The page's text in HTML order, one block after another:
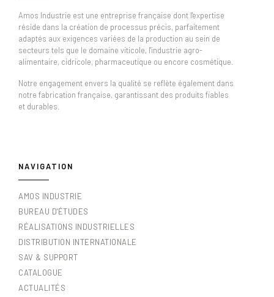
Amos Industrie est une entreprise française dont l'expertise
réside dans la création de processus précis, parfaitement
adaptés aux exigences variées de la production au sein de
secteurs tels que le domaine viticole, l'industrie agro-
alimentaire, cidricole, pharmaceutique ou encore cosmétique.
Notre engagement envers la qualité se reflète également dans
notre fabrication française, garantissant des produits fiables
et durables.
NAVIGATION
AMOS INDUSTRIE
BUREAU D'ÉTUDES
RÉALISATIONS INDUSTRIELLES
DISTRIBUTION INTERNATIONALE
SAV & SUPPORT
CATALOGUE
ACTUALITÉS